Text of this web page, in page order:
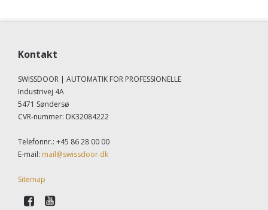
Kontakt
SWISSDOOR | AUTOMATIK FOR PROFESSIONELLE
Industrivej 4A
5471 Søndersø
CVR-nummer: DK32084222
Telefonnr.: +45 86 28 00 00
E-mail: mail@swissdoor.dk
Sitemap